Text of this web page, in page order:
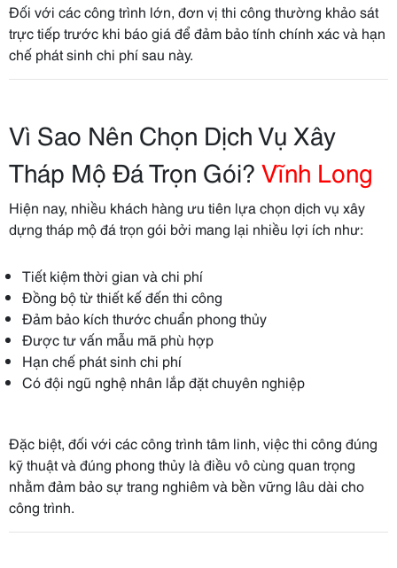
Đối với các công trình lớn, đơn vị thi công thường khảo sát
trực tiếp trước khi báo giá để đảm bảo tính chính xác và hạn
chế phát sinh chi phí sau này.
Vì Sao Nên Chọn Dịch Vụ Xây
Tháp Mộ Đá Trọn Gói? Vĩnh Long
Hiện nay, nhiều khách hàng ưu tiên lựa chọn dịch vụ xây
dựng tháp mộ đá trọn gói bởi mang lại nhiều lợi ích như:
Tiết kiệm thời gian và chi phí
Đồng bộ từ thiết kế đến thi công
Đảm bảo kích thước chuẩn phong thủy
Được tư vấn mẫu mã phù hợp
Hạn chế phát sinh chi phí
Có đội ngũ nghệ nhân lắp đặt chuyên nghiệp
Đặc biệt, đối với các công trình tâm linh, việc thi công đúng
kỹ thuật và đúng phong thủy là điều vô cùng quan trọng
nhằm đảm bảo sự trang nghiêm và bền vững lâu dài cho
công trình.